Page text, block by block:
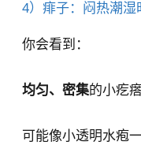
4）痱子：闷热潮湿
你会看到：
均匀、密集的小疙瘩
可能像小透明水疱